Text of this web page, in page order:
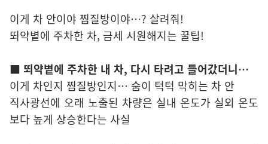
이게 차 안이야 찜질방이야…? 살려줘!
뙤약볕에 주차한 차, 금세 시원해지는 꿀팁!
■ 뙤약볕에 주차한 내 차, 다시 타려고 들어갔더니…
이게 차인지 찜질방인지… 숨이 턱턱 막히는 차 안
직사광선에 오래 노출된 차량은 실내 온도가 실외 온도
보다 높게 상승한다는 사실